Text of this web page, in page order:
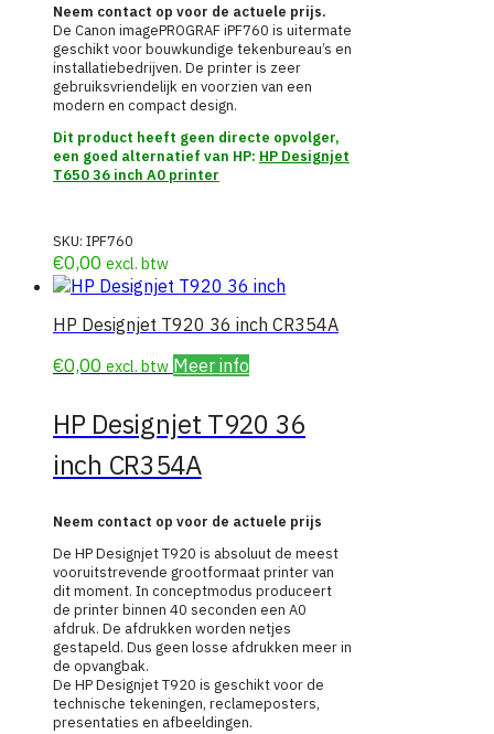
Neem contact op voor de actuele prijs.
De Canon imagePROGRAF iPF760 is uitermate
geschikt voor bouwkundige tekenbureau’s en
installatiebedrijven. De printer is zeer
gebruiksvriendelijk en voorzien van een
modern en compact design.
Dit product heeft geen directe opvolger,
een goed alternatief van HP: HP Designjet
T650 36 inch A0 printer
SKU: IPF760
€0,00 excl. btw
HP Designjet T920 36 inch CR354A
€0,00 excl. btw Meer info
HP Designjet T920 36
inch CR354A
Neem contact op voor de actuele prijs
De HP Designjet T920 is absoluut de meest
vooruitstrevende grootformaat printer van
dit moment. In conceptmodus produceert
de printer binnen 40 seconden een A0
afdruk. De afdrukken worden netjes
gestapeld. Dus geen losse afdrukken meer in
de opvangbak.
De HP Designjet T920 is geschikt voor de
technische tekeningen, reclameposters,
presentaties en afbeeldingen.